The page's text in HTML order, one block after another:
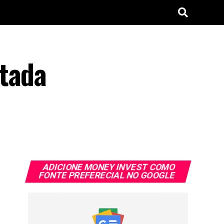
ADICIONE MONEY INVEST COMO
FONTE PREFERECIAL NO GOOGLE